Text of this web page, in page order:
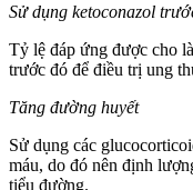
Sử dụng ketoconazol
Tỷ lệ đáp ứng được cho
trước đó để điều trị ung
Tăng đường huyết
Sử dụng các
máu, do đó nên định
tiểu đường.